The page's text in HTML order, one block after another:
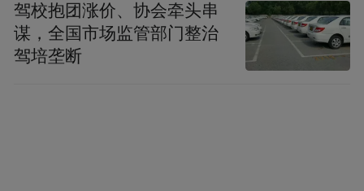
驾校抱团涨价、协会牵头串
谋，全国市场监管部门整治
驾培垄断